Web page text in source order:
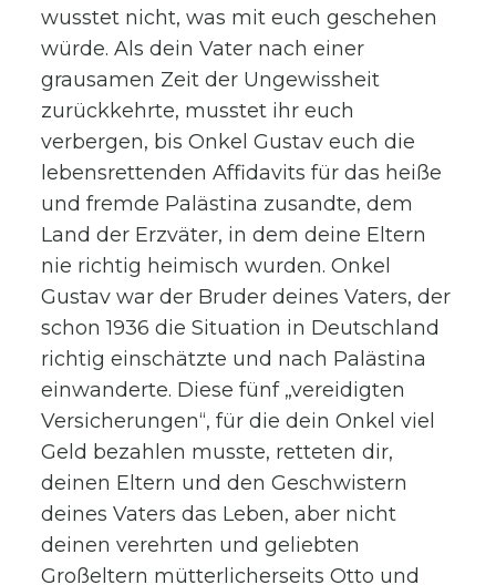
wusstet nicht, was mit euch geschehen
würde. Als dein Vater nach einer
grausamen Zeit der Ungewissheit
zurückkehrte, musstet ihr euch
verbergen, bis Onkel Gustav euch die
lebensrettenden Affidavits für das heiße
und fremde Palästina zusandte, dem
Land der Erzväter, in dem deine Eltern
nie richtig heimisch wurden. Onkel
Gustav war der Bruder deines Vaters, der
schon 1936 die Situation in Deutschland
richtig einschätzte und nach Palästina
einwanderte. Diese fünf „vereidigten
Versicherungen“, für die dein Onkel viel
Geld bezahlen musste, retteten dir,
deinen Eltern und den Geschwistern
deines Vaters das Leben, aber nicht
deinen verehrten und geliebten
Großeltern mütterlicherseits Otto und